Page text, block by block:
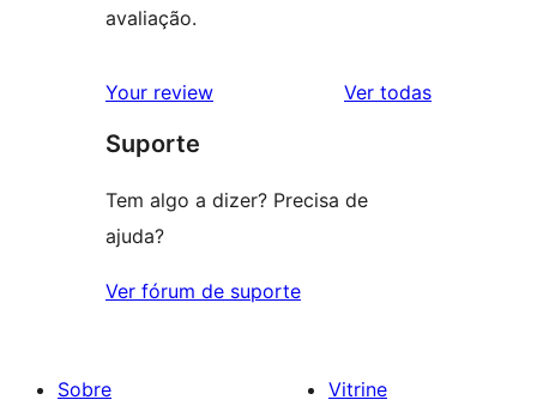
avaliação.
Your review Ver todasavaliações
Suporte
Tem algo a dizer? Precisa de
ajuda?
Ver fórum de suporte
Sobre
Vitrine